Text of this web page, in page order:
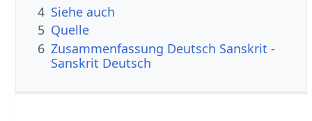
4 Siehe auch
5 Quelle
6 Zusammenfassung Deutsch Sanskrit -
Sanskrit Deutsch